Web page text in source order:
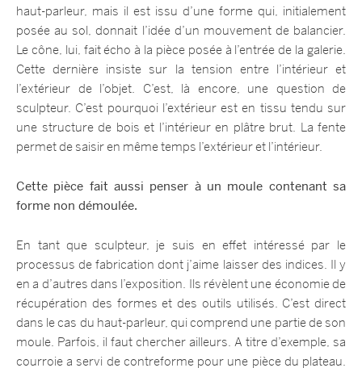
haut-parleur, mais il est issu d’une forme qui, initialement
posée au sol, donnait l’idée d’un mouvement de balancier.
Le cône, lui, fait écho à la pièce posée à l’entrée de la galerie.
Cette dernière insiste sur la tension entre l’intérieur et
l’extérieur de l’objet. C’est, là encore, une question de
sculpteur. C’est pourquoi l’extérieur est en tissu tendu sur
une structure de bois et l’intérieur en plâtre brut. La fente
permet de saisir en même temps l’extérieur et l’intérieur.
Cette pièce fait aussi penser à un moule contenant sa
forme non démoulée.
En tant que sculpteur, je suis en effet intéressé par le
processus de fabrication dont j’aime laisser des indices. Il y
en a d’autres dans l’exposition. Ils révèlent une économie de
récupération des formes et des outils utilisés. C’est direct
dans le cas du haut-parleur, qui comprend une partie de son
moule. Parfois, il faut chercher ailleurs. A titre d’exemple, sa
courroie a servi de contreforme pour une pièce du plateau.